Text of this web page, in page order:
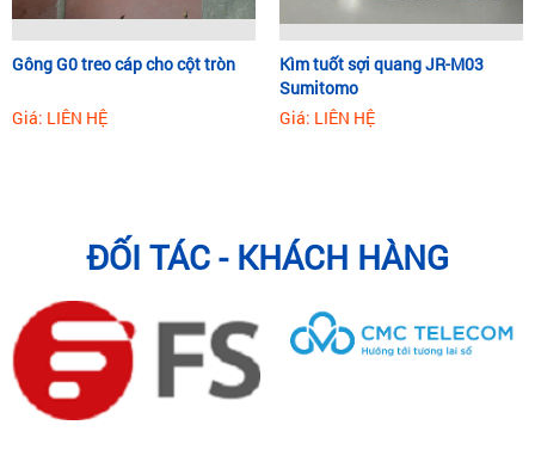
Gông G0 treo cáp cho cột tròn
Giá: LIÊN HỆ
Kìm tuốt sợi quang JR-M03
Sumitomo
Giá: LIÊN HỆ
ĐỐI TÁC - KHÁCH HÀNG